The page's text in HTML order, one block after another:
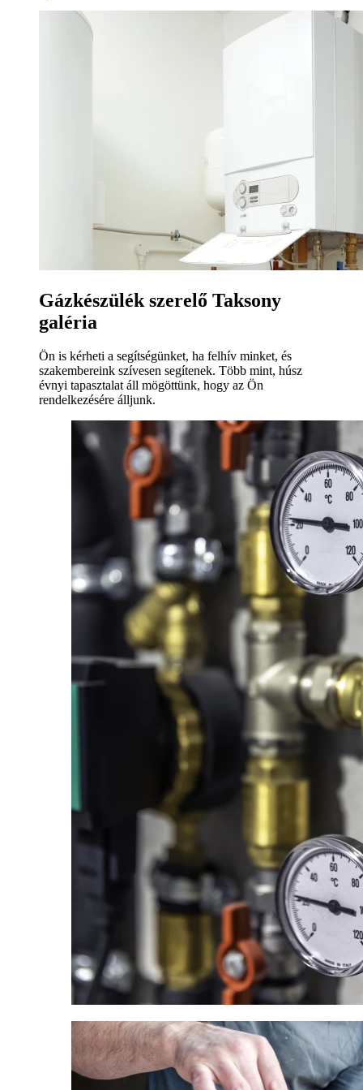
Gázkészülék szerelő Taksony
galéria
Ön is kérheti a segítségünket, ha felhív minket, és
szakembereink szívesen segítenek. Több mint, húsz
évnyi tapasztalat áll mögöttünk, hogy az Ön
rendelkezésére álljunk.